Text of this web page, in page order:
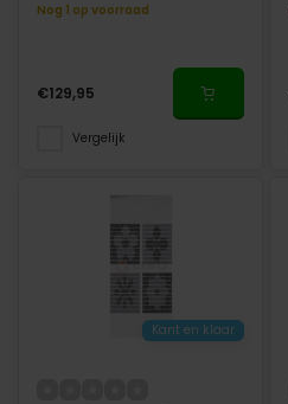
Nog 1 op voorraad
€129,95
Vergelijk
Kant en klaar